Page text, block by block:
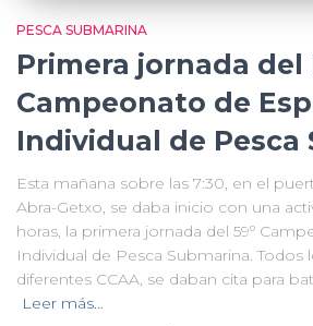
PESCA SUBMARINA
Primera jornada del
Campeonato de
Individual de Pesca
Esta mañana sobre las 7:30, en el
Abra-Getxo, se daba inicio con una
horas, la primera jornada del 59º
Individual de Pesca Submarina. Todos
diferentes CCAA, se daban cita para
Leer más…